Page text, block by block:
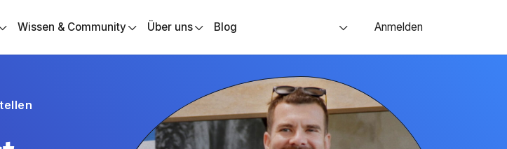
Wissen & Community Über uns Blog Anmelden